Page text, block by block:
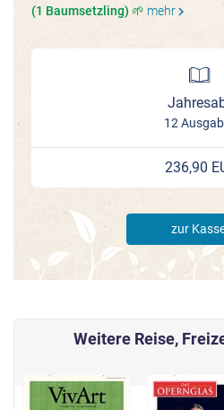
(1 Baumsetzling) 🌱 mehrchevron_right
12
236,90
zur
Weitere Reise,